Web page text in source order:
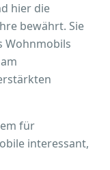
hier die
bewährt. Sie
Wohnmobils
für
interessant,